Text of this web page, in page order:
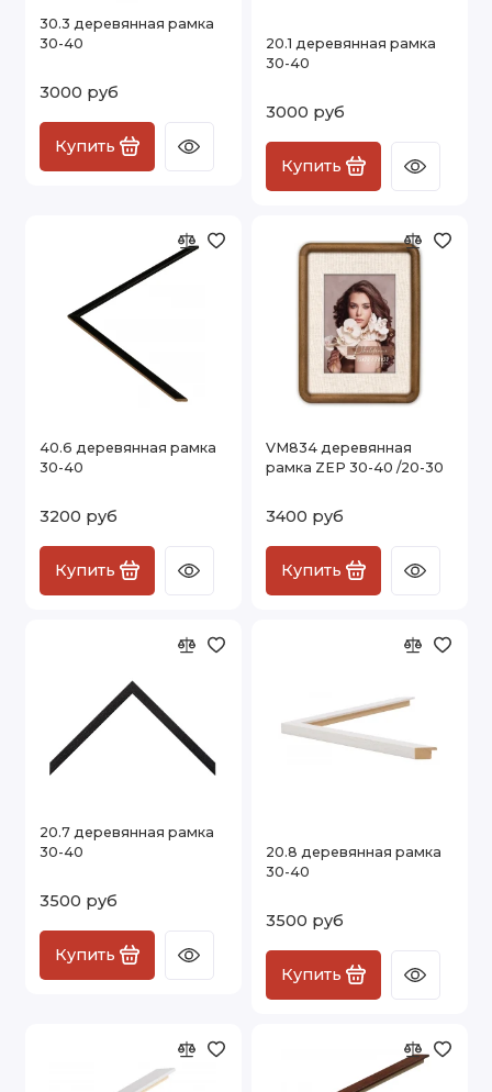
30.3 деревянная рамка
30-40
3000 руб
Купить
20.1 деревянная рамка
30-40
3000 руб
Купить
40.6 деревянная рамка
30-40
3200 руб
Купить
VM834 деревянная
рамка ZEP 30-40 /20-30
3400 руб
Купить
20.7 деревянная рамка
30-40
3500 руб
Купить
20.8 деревянная рамка
30-40
3500 руб
Купить